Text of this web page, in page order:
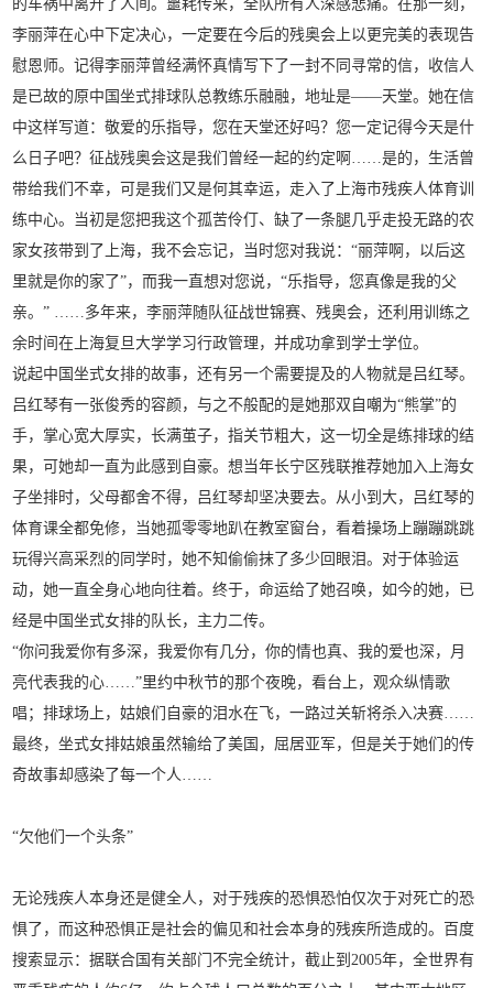
的车祸中离开了人间。噩耗传来，全队所有人深感悲痛。在那一刻，
李丽萍在心中下定决心，一定要在今后的残奥会上以更完美的表现告
慰恩师。记得李丽萍曾经满怀真情写下了一封不同寻常的信，收信人
是已故的原中国坐式排球队总教练乐融融，地址是——天堂。她在信
中这样写道：敬爱的乐指导，您在天堂还好吗？您一定记得今天是什
么日子吧？征战残奥会这是我们曾经一起的约定啊……是的，生活曾
带给我们不幸，可是我们又是何其幸运，走入了上海市残疾人体育训
练中心。当初是您把我这个孤苦伶仃、缺了一条腿几乎走投无路的农
家女孩带到了上海，我不会忘记，当时您对我说：“丽萍啊，以后这
里就是你的家了”，而我一直想对您说，“乐指导，您真像是我的父
亲。” ……多年来，李丽萍随队征战世锦赛、残奥会，还利用训练之
余时间在上海复旦大学学习行政管理，并成功拿到学士学位。
说起中国坐式女排的故事，还有另一个需要提及的人物就是吕红琴。
吕红琴有一张俊秀的容颜，与之不般配的是她那双自嘲为“熊掌”的
手，掌心宽大厚实，长满茧子，指关节粗大，这一切全是练排球的结
果，可她却一直为此感到自豪。想当年长宁区残联推荐她加入上海女
子坐排时，父母都舍不得，吕红琴却坚决要去。从小到大，吕红琴的
体育课全都免修，当她孤零零地趴在教室窗台，看着操场上蹦蹦跳跳
玩得兴高采烈的同学时，她不知偷偷抹了多少回眼泪。对于体验运
动，她一直全身心地向往着。终于，命运给了她召唤，如今的她，已
经是中国坐式女排的队长，主力二传。
“你问我爱你有多深，我爱你有几分，你的情也真、我的爱也深，月
亮代表我的心……”里约中秋节的那个夜晚，看台上，观众纵情歌
唱；排球场上，姑娘们自豪的泪水在飞，一路过关斩将杀入决赛……
最终，坐式女排姑娘虽然输给了美国，屈居亚军，但是关于她们的传
奇故事却感染了每一个人……
“欠他们一个头条”
无论残疾人本身还是健全人，对于残疾的恐惧恐怕仅次于对死亡的恐
惧了，而这种恐惧正是社会的偏见和社会本身的残疾所造成的。百度
搜索显示：据联合国有关部门不完全统计，截止到2005年，全世界有